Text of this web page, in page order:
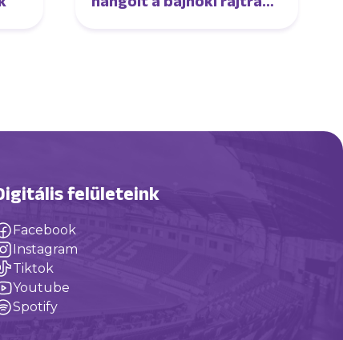
felületeink
Facebook
Instagram
Tiktok
Youtube
Spotify